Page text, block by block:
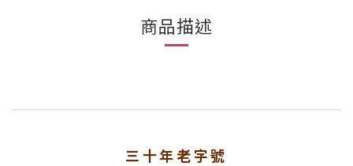
商品描述
三十年老字號